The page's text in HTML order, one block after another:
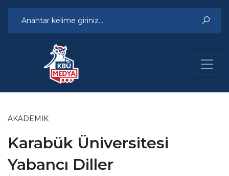
AKADEMIK
Karabük Üniversitesi
Yabancı Diller